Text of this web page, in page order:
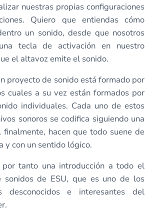
nuestras propias configuraciones
Quiero que entiendas cómo
un sonido, desde que nosotros
tecla de activación en nuestro
el altavoz emite el sonido.
proyecto de sonido está formado por
cuales a su vez están formados por
individuales. Cada uno de estos
sonoros se codifica siguiendo una
finalmente, hacen que todo suene de
y con un sentido lógico.
tanto una introducción a todo el
sonidos de ESU, que es uno de los
desconocidos e interesantes del